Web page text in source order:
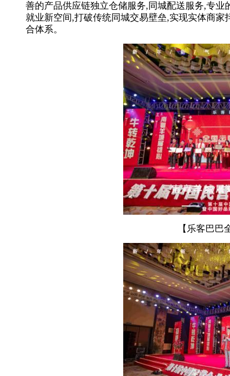
善的产品供应链独立仓储服务,同城配送服务,专
就业新空间,打破传统同城交易壁垒,实现实体商
合体系。
【乐客巴巴全